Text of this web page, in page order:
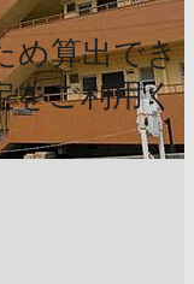
め算出でき
をご利用く